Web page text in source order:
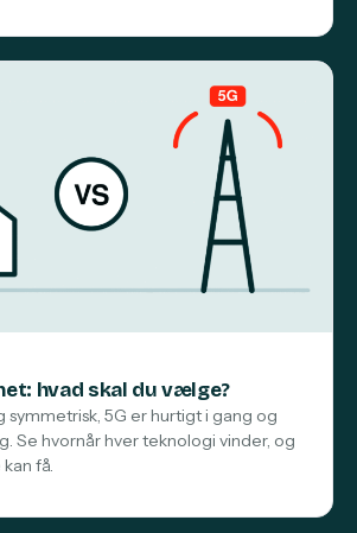
hvad skal du vælge?
symmetrisk, 5G er hurtigt i gang og
Se hvornår hver teknologi vinder, og
få.